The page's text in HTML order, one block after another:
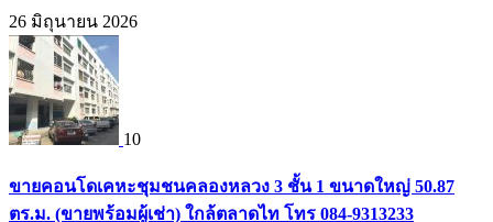
26 มิถุนายน 2026
10
ขายคอนโดเคหะชุมชนคลองหลวง 3 ชั้น 1 ขนาดใหญ่ 50.87
ตร.ม. (ขายพร้อมผู้เช่า) ใกล้ตลาดไท โทร 084-9313233